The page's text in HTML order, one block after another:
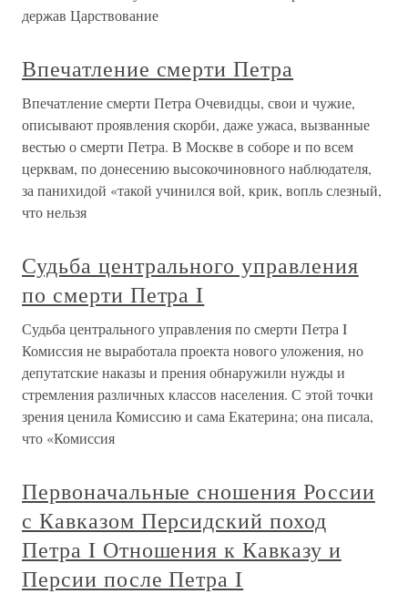
держав Царствование
Впечатление смерти Петра
Впечатление смерти Петра Очевидцы, свои и чужие,
описывают проявления скорби, даже ужаса, вызванные
вестью о смерти Петра. В Москве в соборе и по всем
церквам, по донесению высокочиновного наблюдателя,
за панихидой «такой учинился вой, крик, вопль слезный,
что нельзя
Судьба центрального управления
по смерти Петра I
Судьба центрального управления по смерти Петра I
Комиссия не выработала проекта нового уложения, но
депутатские наказы и прения обнаружили нужды и
стремления различных классов населения. С этой точки
зрения ценила Комиссию и сама Екатерина; она писала,
что «Комиссия
Первоначальные сношения России
с Кавказом Персидский поход
Петра I Отношения к Кавказу и
Персии после Петра I